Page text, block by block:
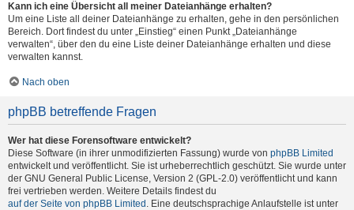
Kann ich eine Übersicht all meiner Dateianhänge erhalten?
Um eine Liste all deiner Dateianhänge zu erhalten, gehe in den persönlichen
Bereich. Dort findest du unter „Einstieg“ einen Punkt „Dateianhänge
verwalten“, über den du eine Liste deiner Dateianhänge erhalten und diese
verwalten kannst.
Nach oben
phpBB betreffende Fragen
Wer hat diese Forensoftware entwickelt?
Diese Software (in ihrer unmodifizierten Fassung) wurde von phpBB Limited
entwickelt und veröffentlicht. Sie ist urheberrechtlich geschützt. Sie wurde unter
der GNU General Public License, Version 2 (GPL-2.0) veröffentlicht und kann
frei vertrieben werden. Weitere Details findest du
auf der Seite von phpBB Limited . Eine deutschsprachige Anlaufstelle ist unter